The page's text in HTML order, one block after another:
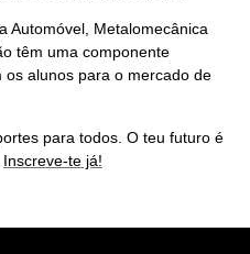
Automóvel, Metalomecânica
têm uma componente
alunos para o mercado de
para todos. O teu futuro é
Inscreve-te já!